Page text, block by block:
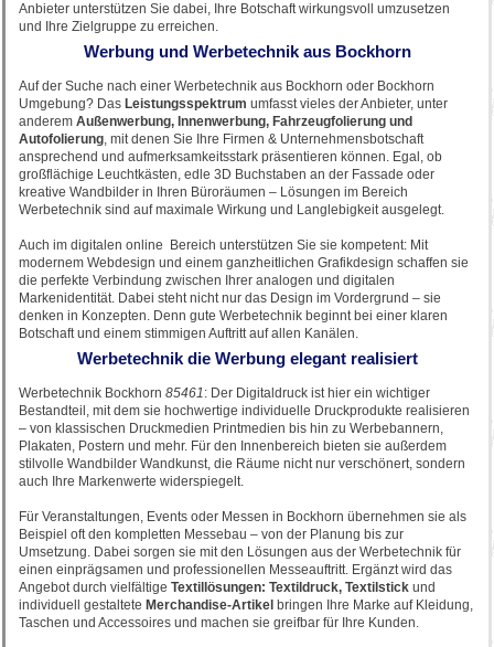
Anbieter unterstützen Sie dabei, Ihre Botschaft wirkungsvoll umzusetzen
und Ihre Zielgruppe zu erreichen.
Werbung und Werbetechnik aus Bockhorn
Auf der Suche nach einer Werbetechnik aus Bockhorn oder Bockhorn
Umgebung? Das Leistungsspektrum umfasst vieles der Anbieter, unter
anderem Außenwerbung, Innenwerbung, Fahrzeugfolierung und
Autofolierung, mit denen Sie Ihre Firmen & Unternehmensbotschaft
ansprechend und aufmerksamkeitsstark präsentieren können. Egal, ob
großflächige Leuchtkästen, edle 3D Buchstaben an der Fassade oder
kreative Wandbilder in Ihren Büroräumen – Lösungen im Bereich
Werbetechnik sind auf maximale Wirkung und Langlebigkeit ausgelegt.
Auch im digitalen online Bereich unterstützen Sie sie kompetent: Mit
modernem Webdesign und einem ganzheitlichen Grafikdesign schaffen sie
die perfekte Verbindung zwischen Ihrer analogen und digitalen
Markenidentität. Dabei steht nicht nur das Design im Vordergrund – sie
denken in Konzepten. Denn gute Werbetechnik beginnt bei einer klaren
Botschaft und einem stimmigen Auftritt auf allen Kanälen.
Werbetechnik die Werbung elegant realisiert
Werbetechnik Bockhorn 85461: Der Digitaldruck ist hier ein wichtiger
Bestandteil, mit dem sie hochwertige individuelle Druckprodukte realisieren
– von klassischen Druckmedien Printmedien bis hin zu Werbebannern,
Plakaten, Postern und mehr. Für den Innenbereich bieten sie außerdem
stilvolle Wandbilder Wandkunst, die Räume nicht nur verschönert, sondern
auch Ihre Markenwerte widerspiegelt.
Für Veranstaltungen, Events oder Messen in Bockhorn übernehmen sie als
Beispiel oft den kompletten Messebau – von der Planung bis zur
Umsetzung. Dabei sorgen sie mit den Lösungen aus der Werbetechnik für
einen einprägsamen und professionellen Messeauftritt. Ergänzt wird das
Angebot durch vielfältige Textillösungen: Textildruck, Textilstick und
individuell gestaltete Merchandise-Artikel bringen Ihre Marke auf Kleidung,
Taschen und Accessoires und machen sie greifbar für Ihre Kunden.